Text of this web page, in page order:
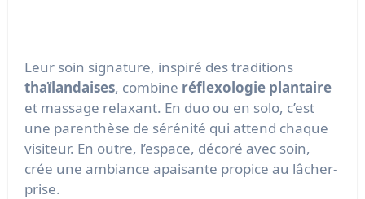
Leur soin signature, inspiré des traditions
thaïlandaises, combine réflexologie plantaire
et massage relaxant. En duo ou en solo, c’est
une parenthèse de sérénité qui attend chaque
visiteur. En outre, l’espace, décoré avec soin,
crée une ambiance apaisante propice au lâcher-
prise.